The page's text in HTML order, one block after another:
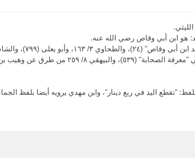
هو ابن أبي وقاص رضي الله عنه.
وأخرجه ابن أبي شيبة ٩/ ٤٦٩، وأحمد (١٤٥٥)،
(٩٨)، وابن عدي في ترجمة أبي واقد من "الكامل" ٤/ ١٣٧٧، وأبو نعيم في "معرفة الصحابة"